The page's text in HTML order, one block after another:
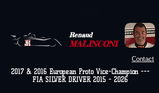
Renaud
MALINCONI
Contact
2017 & 2016 European Proto Vice-Champion ---
FIA SILVER DRIVER 2015 - 2026